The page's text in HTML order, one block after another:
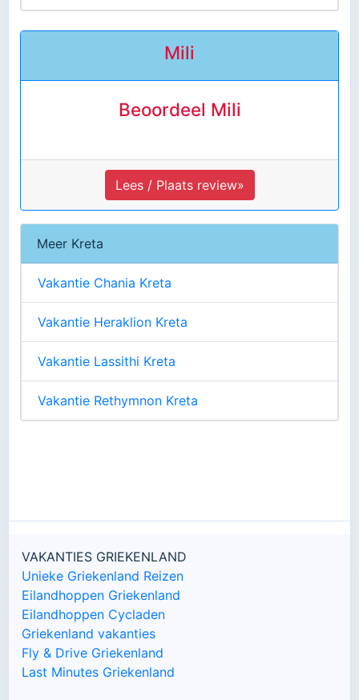
Mili
Beoordeel Mili
Lees / Plaats review»
Meer Kreta
Vakantie Chania Kreta
Vakantie Heraklion Kreta
Vakantie Lassithi Kreta
Vakantie Rethymnon Kreta
VAKANTIES GRIEKENLAND
Unieke Griekenland Reizen
Eilandhoppen Griekenland
Eilandhoppen Cycladen
Griekenland vakanties
Fly & Drive Griekenland
Last Minutes Griekenland